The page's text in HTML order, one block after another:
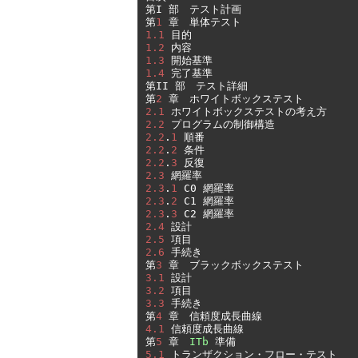
第I 部　テスト計画
第1 章　単体テスト
1.1
目的
1.2
内容
1.3
開始基準
1.4 完了基準
第II 部　テスト詳細
第2 章　ホワイトボックステスト
2.1 ホワイトボックステストの考え方
2.2
プログラムの制御構造
2.2 . 1
順番
2.2 . 2 条件
2.2 . 3
反復
2.3 網羅率
2.3 . 1 C0 網羅率
2.3 . 2 C1 網羅率
2.3 . 3 C2 網羅率
2.4 設計
2.5 項目
2.6 手続き
第3 章　ブラックボックステスト
3.1 設計
3.2 項目
3.3 手続き
第4 章　信頼度成長曲線
4.1 信頼度成長曲線
第5 章 ITb 準備
5.1
トランザクション・フロー・テスト